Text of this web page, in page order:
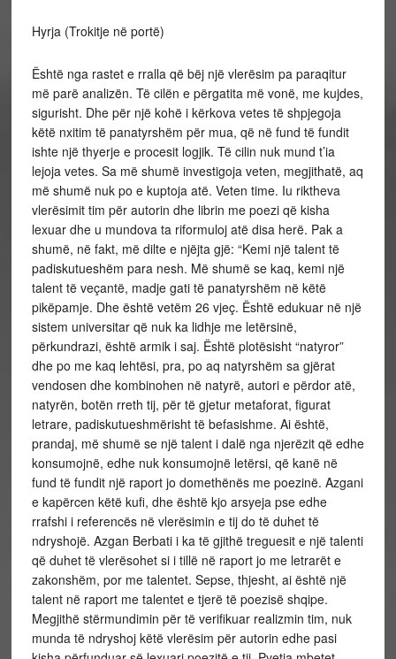
Hyrja (Trokitje në portë)
Është nga rastet e rralla që bëj një vlerësim pa paraqitur
më parë analizën. Të cilën e përgatita më vonë, me kujdes,
sigurisht. Dhe për një kohë i kërkova vetes të shpjegoja
këtë nxitim të panatyrshëm për mua, që në fund të fundit
ishte një thyerje e procesit logjik. Të cilin nuk mund t’ia
lejoja vetes. Sa më shumë investigoja veten, megjithatë, aq
më shumë nuk po e kuptoja atë. Veten time. Iu riktheva
vlerësimit tim për autorin dhe librin me poezi që kisha
lexuar dhe u mundova ta riformuloj atë disa herë. Pak a
shumë, në fakt, më dilte e njëjta gjë: “Kemi një talent të
padiskutueshëm para nesh. Më shumë se kaq, kemi një
talent të veçantë, madje gati të panatyrshëm në këtë
pikëpamje. Dhe është vetëm 26 vjeç. Është edukuar në një
sistem universitar që nuk ka lidhje me letërsinë,
përkundrazi, është armik i saj. Është plotësisht “natyror”
dhe po me kaq lehtësi, pra, po aq natyrshëm sa gjërat
vendosen dhe kombinohen në natyrë, autori e përdor atë,
natyrën, botën rreth tij, për të gjetur metaforat, figurat
letrare, padiskutueshmërisht të befasishme. Ai është,
prandaj, më shumë se një talent i dalë nga njerëzit që edhe
konsumojnë, edhe nuk konsumojnë letërsi, që kanë në
fund të fundit një raport jo domethënës me poezinë. Azgani
e kapërcen këtë kufi, dhe është kjo arsyeja pse edhe
rrafshi i referencës në vlerësimin e tij do të duhet të
ndryshojë. Azgan Berbati i ka të gjithë treguesit e një talenti
që duhet të vlerësohet si i tillë në raport jo me letrarët e
zakonshëm, por me talentet. Sepse, thjesht, ai është një
talent në raport me talentet e tjerë të poezisë shqipe.
Megjithë stërmundimin për të verifikuar realizmin tim, nuk
munda të ndryshoj këtë vlerësim për autorin edhe pasi